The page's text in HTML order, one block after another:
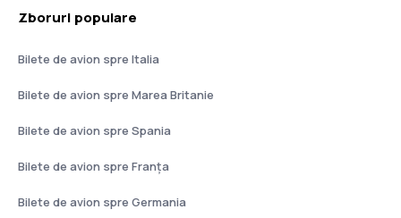
Zboruri populare
Bilete de avion spre Italia
Bilete de avion spre Marea Britanie
Bilete de avion spre Spania
Bilete de avion spre Franţa
Bilete de avion spre Germania